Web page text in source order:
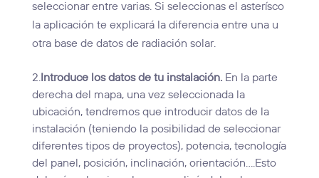
seleccionar entre varias. Si seleccionas el asterísco
la aplicación te explicará la diferencia entre una u
otra base de datos de radiación solar.
2.Introduce los datos de tu instalación. En la parte
derecha del mapa, una vez seleccionada la
ubicación, tendremos que introducir datos de la
instalación (teniendo la posibilidad de seleccionar
diferentes tipos de proyectos), potencia, tecnología
del panel, posición, inclinación, orientación….Esto